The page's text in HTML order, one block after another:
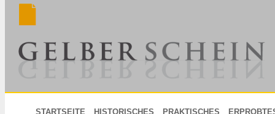
STARTSEITE HISTORISCHES PRAKTISCHES